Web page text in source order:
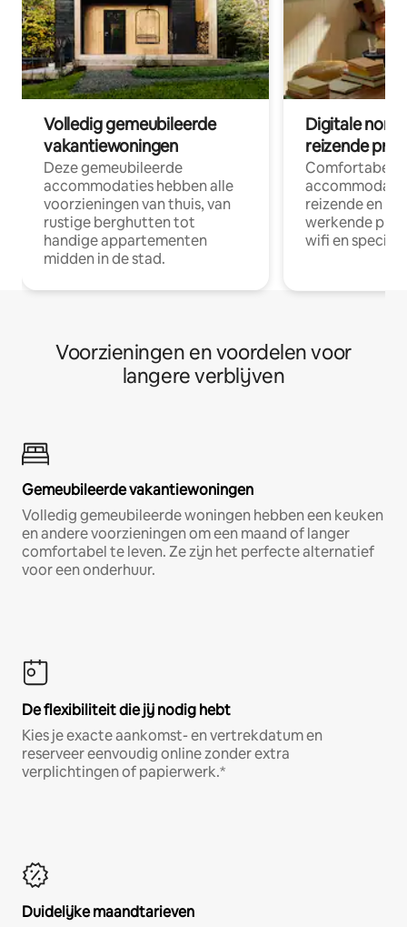
Volledig gemeubileerde
vakantiewoningen
Deze gemeubileerde
accommodaties hebben alle
voorzieningen van thuis, van
rustige berghutten tot
handige appartementen
midden in de stad.
Digitale
reizende
Comfortabele
reizende en
werkende
wifi en
Voorzieningen en voordelen voor
langere verblijven
Gemeubileerde vakantiewoningen
Volledig gemeubileerde woningen hebben een keuken
en andere voorzieningen om een maand of langer
comfortabel te leven. Ze zijn het perfecte alternatief
voor een onderhuur.
De flexibiliteit die jij nodig hebt
Kies je exacte aankomst- en vertrekdatum en
reserveer eenvoudig online zonder extra
verplichtingen of papierwerk.*
Duidelijke maandtarieven